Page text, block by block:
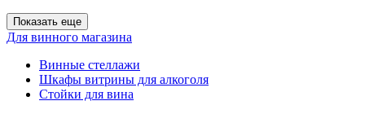
Показать еще
Для винного магазина
Винные стеллажи
Шкафы витрины для алкоголя
Стойки для вина